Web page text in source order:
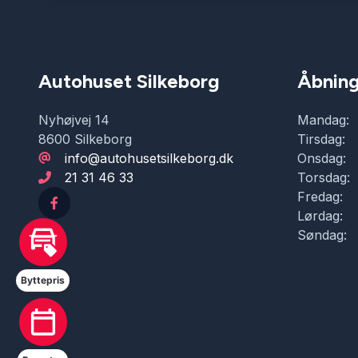
Autohuset Silkeborg
Nyhøjvej 14
8600 Silkeborg
info@autohusetsilkeborg.dk
21 31 46 33
Mandag:
Tirsdag:
Onsdag:
Torsdag:
Fredag:
Lørdag:
Søndag:
Byttepris